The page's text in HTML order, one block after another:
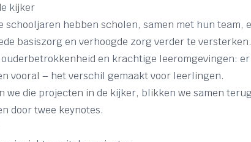
kijker
schooljaren hebben scholen, samen met hun team,
basiszorg en verhoogde zorg verder te
en krachtige leeromgevingen:
vooral – het verschil gemaakt voor leerlingen.
we die projecten in de kijker, blikken we samen
door twee keynotes.